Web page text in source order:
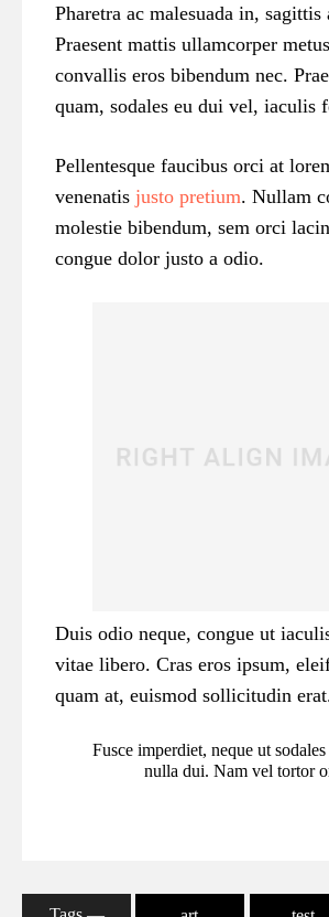
Pharetra ac malesuada in, sagittis
Praesent mattis ullamcorper
convallis eros bibendum nec.
quam, sodales eu dui vel, iaculis
Pellentesque faucibus orci at
venenatis justo pretium. Nullam
molestie bibendum, sem orci
congue dolor justo a odio.
Duis odio neque, congue ut
vitae libero. Cras eros ipsum,
quam at, euismod sollicitudin
Fusce imperdiet, neque ut
nulla dui. Nam vel tortor